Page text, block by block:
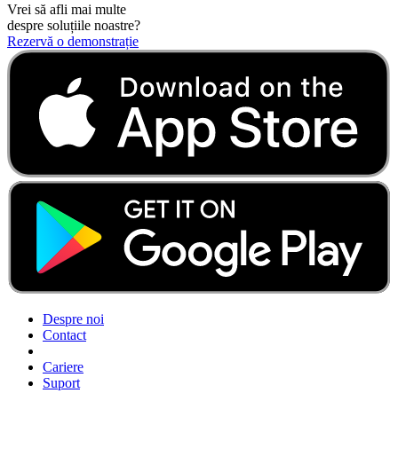
Vrei să afli mai multe
despre soluțiile noastre?
Rezervă o demonstrație
Despre noi
Contact
Cariere
Suport